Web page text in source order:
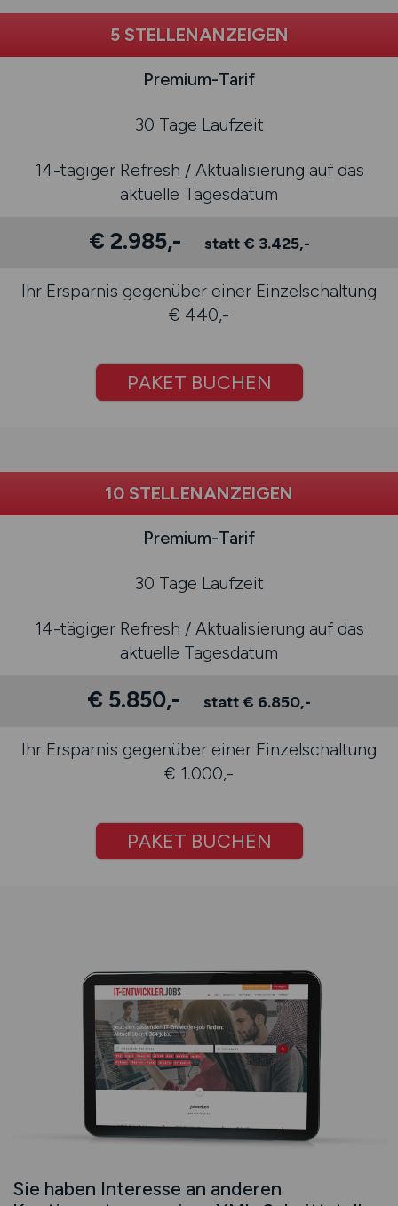
5 STELLENANZEIGEN
Premium-Tarif
30 Tage Laufzeit
14-tägiger Refresh / Aktualisierung auf das
aktuelle Tagesdatum
€ 2.985,- statt € 3.425,-
Ihr Ersparnis gegenüber einer Einzelschaltung
€ 440,-
PAKET BUCHEN
10 STELLENANZEIGEN
Premium-Tarif
30 Tage Laufzeit
14-tägiger Refresh / Aktualisierung auf das
aktuelle Tagesdatum
€ 5.850,- statt € 6.850,-
Ihr Ersparnis gegenüber einer Einzelschaltung
€ 1.000,-
PAKET BUCHEN
Sie haben Interesse an anderen